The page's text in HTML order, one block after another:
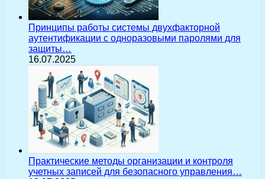
Принципы работы системы двухфакторной
аутентификации с одноразовыми паролями для
защиты…
16.07.2025
Практические методы организации и контроля
учетных записей для безопасного управления…